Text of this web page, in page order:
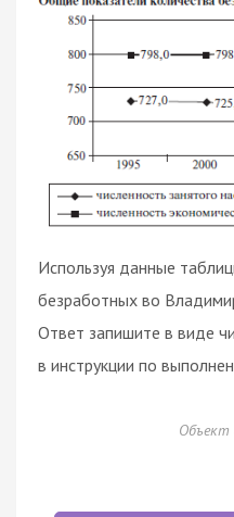
Используя данные
безработных во
Ответ запишите в виде
в инструкции по
Объект